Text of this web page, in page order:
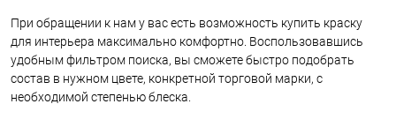
При обращении к нам у вас есть возможность купить краску
для интерьера максимально комфортно. Воспользовавшись
удобным фильтром поиска, вы сможете быстро подобрать
состав в нужном цвете, конкретной торговой марки, с
необходимой степенью блеска.